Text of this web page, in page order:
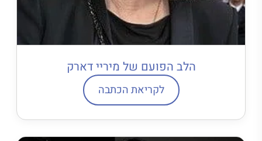
הלב הפועם של מיריי דארק
לקריאת הכתבה